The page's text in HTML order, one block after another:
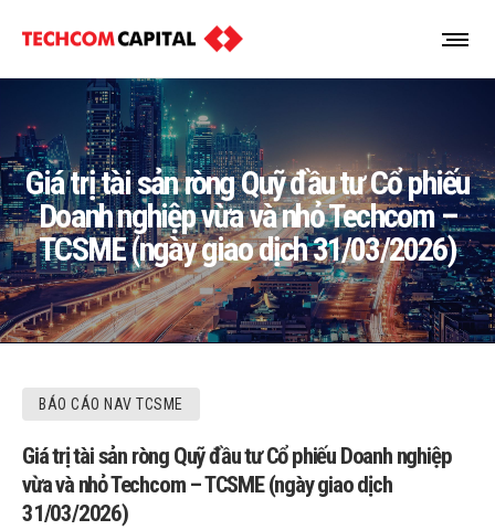
Giá trị tài sản ròng Quỹ đầu tư Cổ phiếu
Doanh nghiệp vừa và nhỏ Techcom –
TCSME (ngày giao dịch 31/03/2026)
BÁO CÁO NAV TCSME
Giá trị tài sản ròng Quỹ đầu tư Cổ phiếu Doanh nghiệp
vừa và nhỏ Techcom – TCSME (ngày giao dịch
31/03/2026)